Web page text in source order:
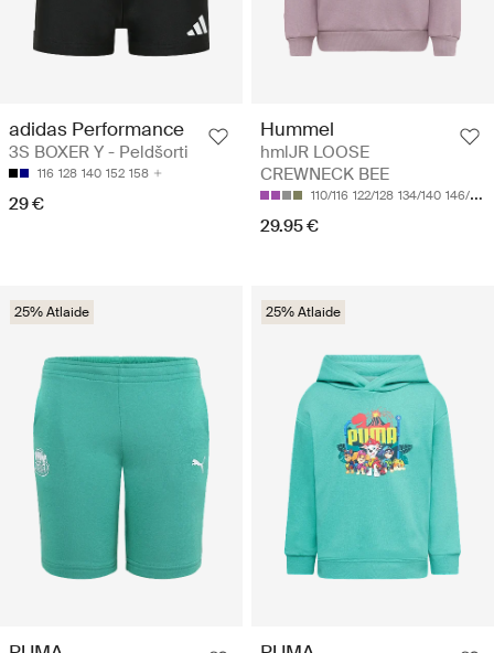
adidas Performance
3S BOXER Y - Peldšorti
116 128 140 152 158
29 €
Hummel
hmlJR LOOSE
CREWNECK BEE
110/116 122/128 134/140 146/152
29.95 €
25% Atlaide 25% Atlaide